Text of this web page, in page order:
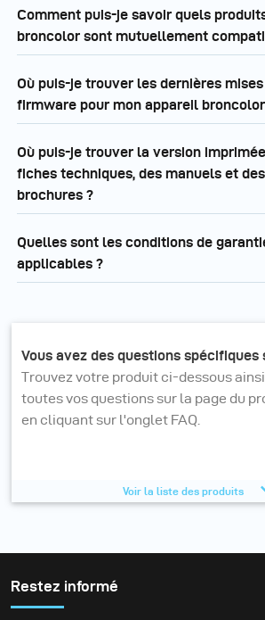
Comment puis-je savoir quels
broncolor sont mutuellement
Où puis-je trouver les dernières
firmware pour mon appareil
Où puis-je trouver la version
fiches techniques, des manuels et des
brochures ?
Quelles sont les conditions de
applicables ?
Vous avez des questions spécifiques
Trouvez votre produit ci-dessous
toutes vos questions sur la page du
en cliquant sur l'onglet FAQ.
Chargeur USB-C 140 W
Réflecteur grand angle pour
Voir la liste des produits
Restez informé